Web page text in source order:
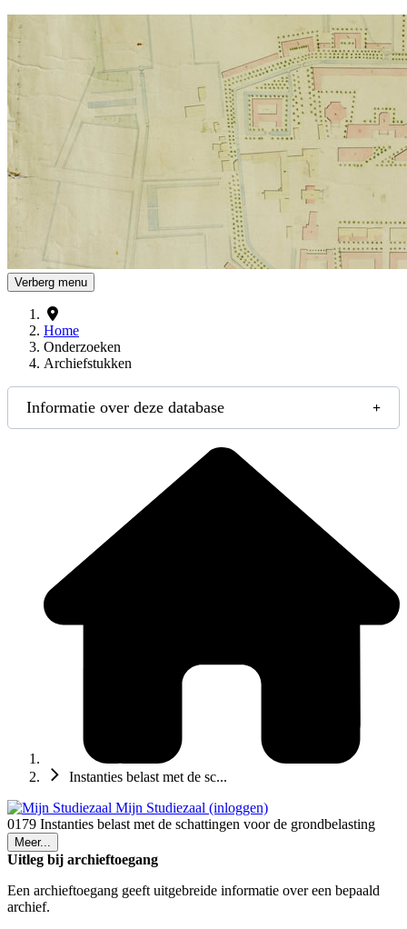
Drents Archief
Verberg menu
Home
Onderzoeken
Archiefstukken
Informatie over deze database
Instanties belast met de sc...
Mijn Studiezaal (inloggen)
0179 Instanties belast met de schattingen voor de grondbelasting
Meer...
Uitleg bij archieftoegang
Een archieftoegang geeft uitgebreide informatie over een bepaald
archief.